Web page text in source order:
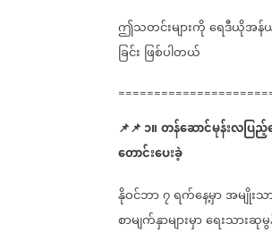
ဤသတင်းများကိုရေဒီယိုအန်ယူ
ခြင်း ဖြစ်ပါတယ်
📌📌၁။တန်ဆောင်မုန်းလပြည့်
တောင်းပေးခဲ့
နိုဝင်ဘာ၇ရက်နေ့မှာအမျိုးသ
စာမျက်နှာများမှာရေးသားဆု